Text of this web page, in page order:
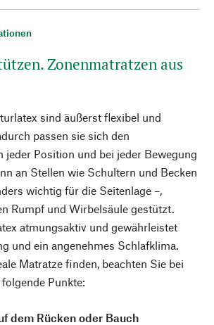
Zonenmatratzen aus
sind äußerst flexibel und
passen sie sich den
jeder Position und bei jeder Bewegung
an Stellen wie Schultern und Becken
wichtig für die Seitenlage –,
Rumpf und Wirbelsäule gestützt.
atmungsaktiv und gewährleistet
und ein angenehmes Schlafklima.
Matratze finden, beachten Sie bei
Punkte:
dem Rücken oder Bauch